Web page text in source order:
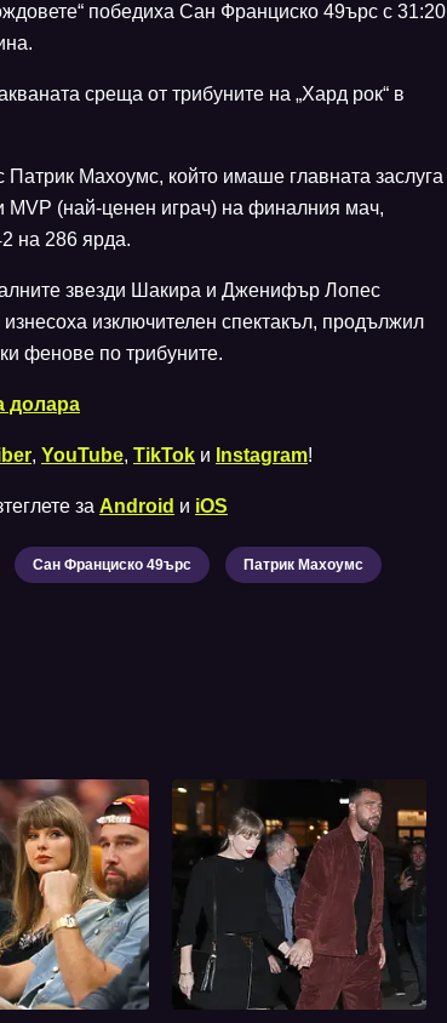
победиха Сан Франциско 49ърс с 31:20
среща от трибуните на „Хард рок“ в
Махоумс, който имаше главната заслуга
MVP (най-ценен играч) на финалния мач,
на 286 ярда.
звезди Шакира и Дженифър Лопес
изключителен спектакъл, продължил
фенове по трибуните.
долара
, YouTube, TikTok и Instagram!
за Android и iOS
Сан Франциско 49ърс Патрик Махоумс